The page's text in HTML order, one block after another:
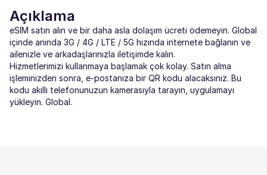
Açıklama
eSIM satın alın ve bir daha asla dolaşım ücreti ödemeyin. Global
içinde anında 3G / 4G / LTE / 5G hızında internete bağlanın ve
ailenizle ve arkadaşlarınızla iletişimde kalın.
Hizmetlerimizi kullanmaya başlamak çok kolay. Satın alma
işleminizden sonra, e-postanıza bir QR kodu alacaksınız. Bu
kodu akıllı telefonunuzun kamerasıyla tarayın, uygulamayı
yükleyin. Global.